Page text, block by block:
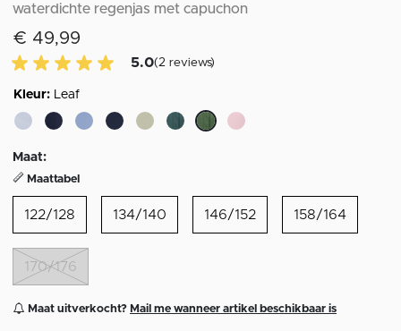
waterdichte regenjas met capuchon
€ 49,99
5.0 van 5 Klantenbeoordeling
5.0(2 reviews)
Kleur: Leaf
Maat:
Maattabel
122/128 134/140 146/152 158/164
170/176
Maat uitverkocht? Mail me wanneer artikel beschikbaar is